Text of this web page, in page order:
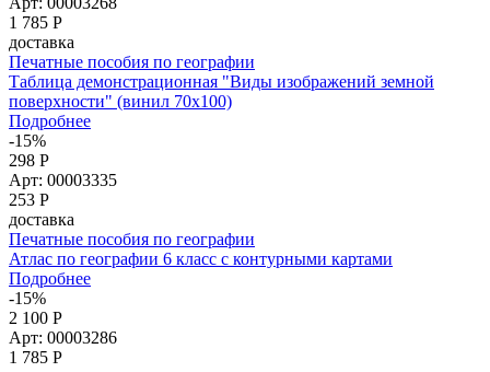
1 785 Р
доставка
Печатные пособия по географии
Таблица демонстрационная "Виды изображений земной
поверхности" (винил 70х100)
Подробнее
-15%
298 Р
Арт: 00003335
253 Р
доставка
Печатные пособия по географии
Атлас по географии 6 класс с контурными картами
Подробнее
-15%
2 100 Р
Арт: 00003286
1 785 Р